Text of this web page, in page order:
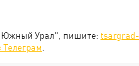
Южный Урал", пишите: tsargrad-
Телеграм.